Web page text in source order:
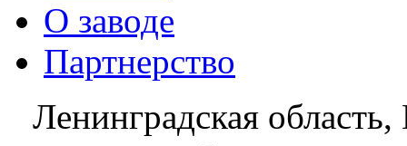
О заводе
Партнерство
Ленинградская